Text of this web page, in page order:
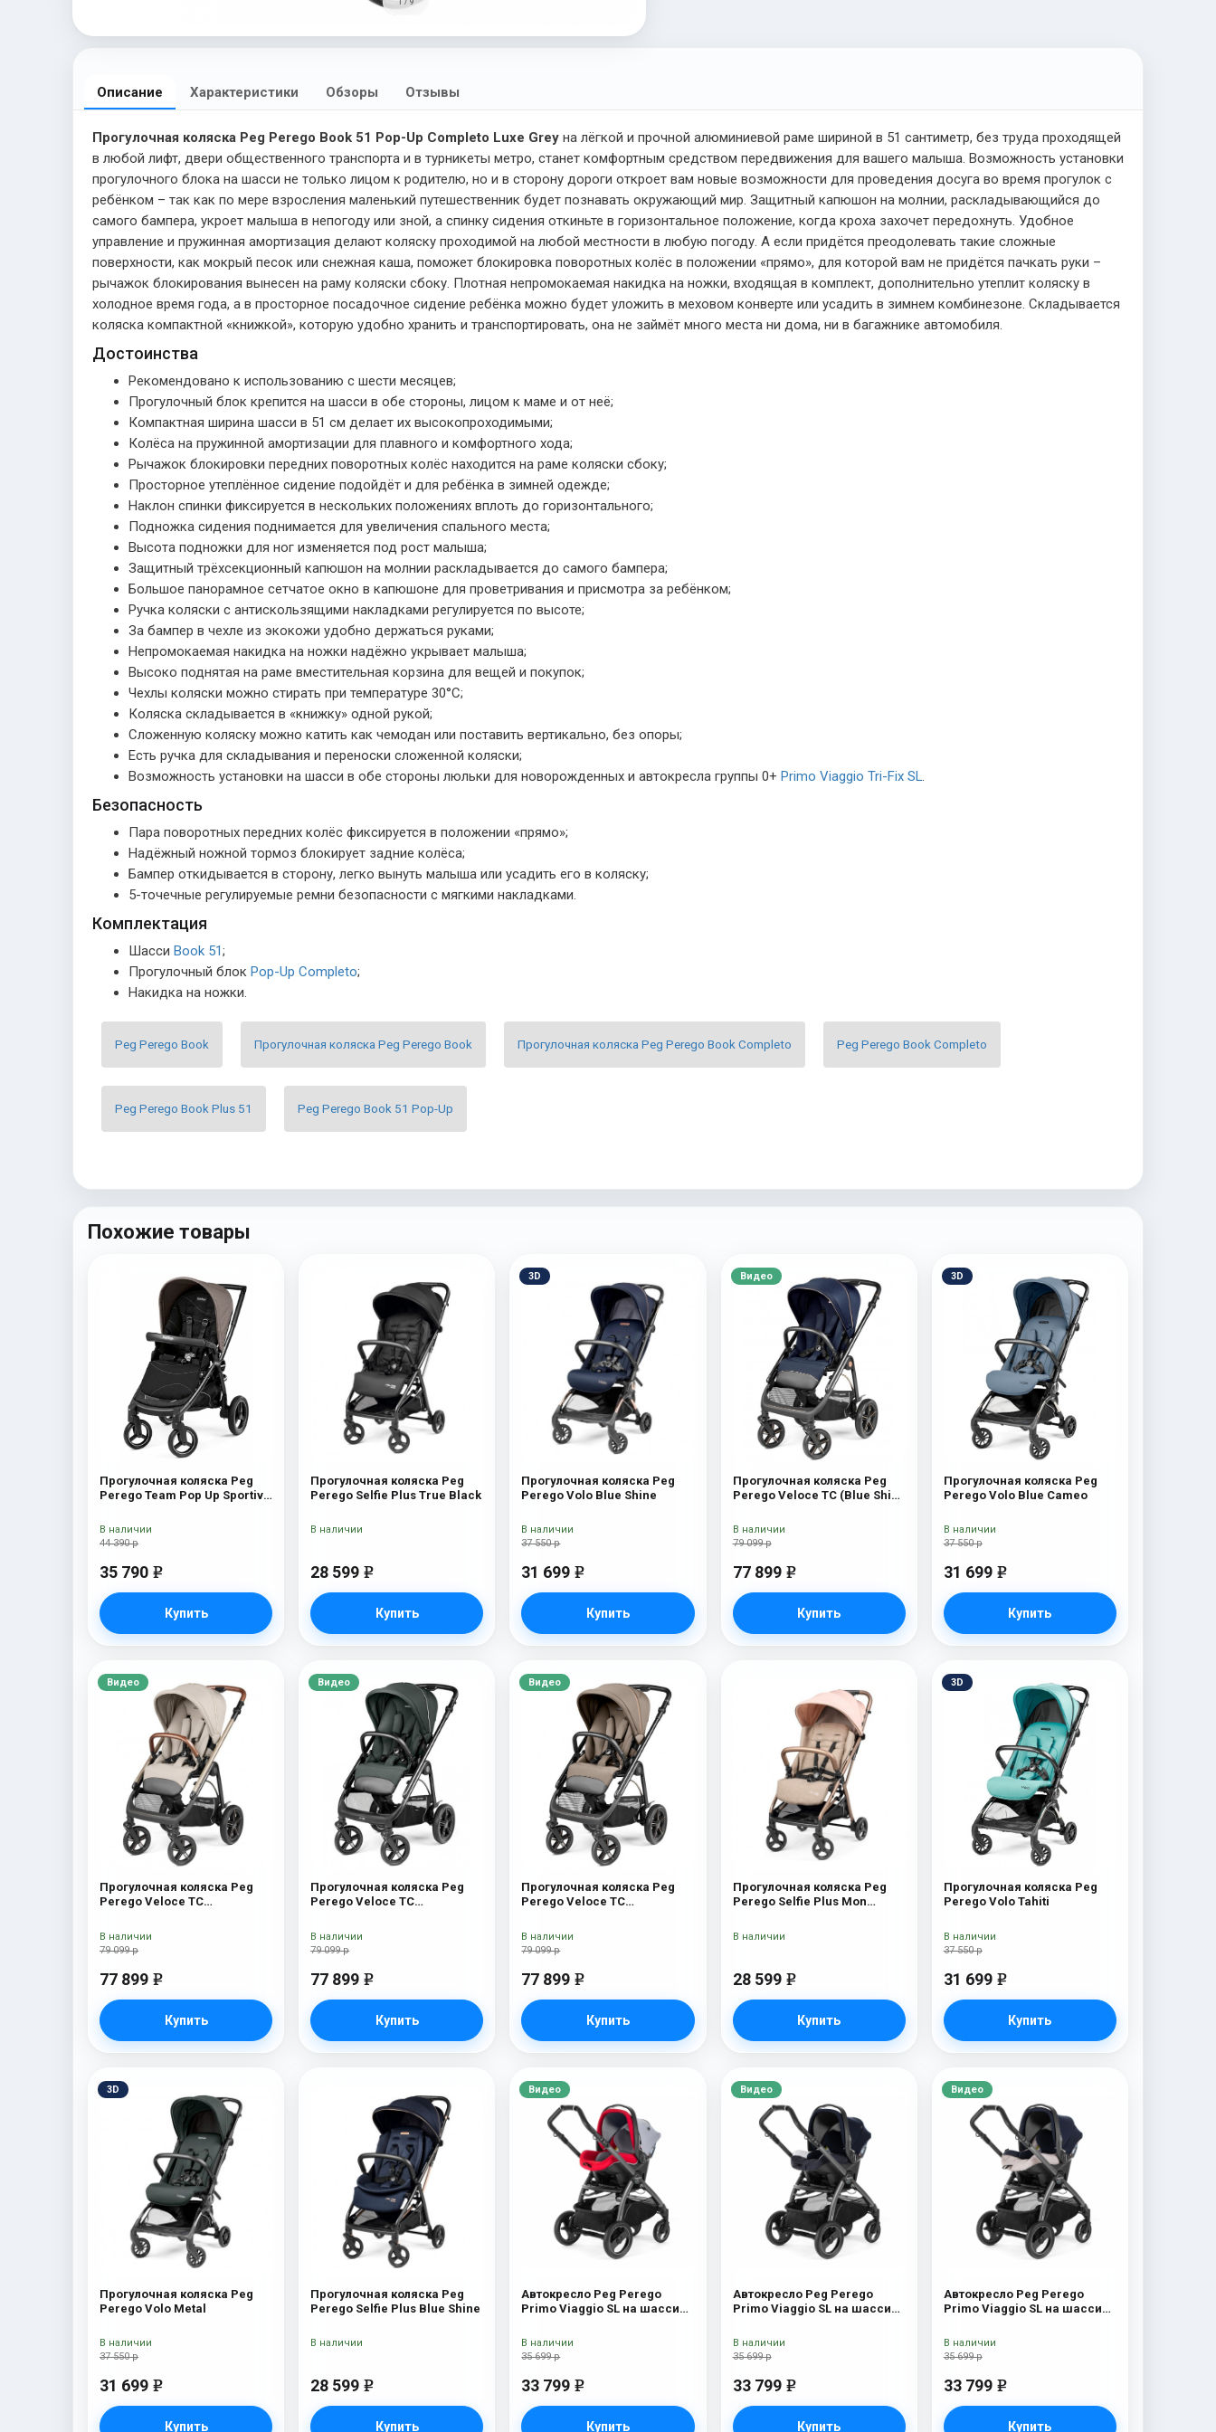
Описание Характеристики Обзоры Отзывы
Прогулочная коляска Peg Perego Book 51 Pop-Up Completo Luxe Grey на лёгкой и прочной алюминиевой раме шириной в 51 сантиметр, без труда проходящей
в любой лифт, двери общественного транспорта и в турникеты метро, станет комфортным средством передвижения для вашего малыша. Возможность установки
прогулочного блока на шасси не только лицом к родителю, но и в сторону дороги откроет вам новые возможности для проведения досуга во время прогулок с
ребёнком – так как по мере взросления маленький путешественник будет познавать окружающий мир. Защитный капюшон на молнии, раскладывающийся до
самого бампера, укроет малыша в непогоду или зной, а спинку сидения откиньте в горизонтальное положение, когда кроха захочет передохнуть. Удобное
управление и пружинная амортизация делают коляску проходимой на любой местности в любую погоду. А если придётся преодолевать такие сложные
поверхности, как мокрый песок или снежная каша, поможет блокировка поворотных колёс в положении «прямо», для которой вам не придётся пачкать руки –
рычажок блокирования вынесен на раму коляски сбоку. Плотная непромокаемая накидка на ножки, входящая в комплект, дополнительно утеплит коляску в
холодное время года, а в просторное посадочное сидение ребёнка можно будет уложить в меховом конверте или усадить в зимнем комбинезоне. Складывается
коляска компактной «книжкой», которую удобно хранить и транспортировать, она не займёт много места ни дома, ни в багажнике автомобиля.
Достоинства
Рекомендовано к использованию с шести месяцев;
Прогулочный блок крепится на шасси в обе стороны, лицом к маме и от неё;
Компактная ширина шасси в 51 см делает их высокопроходимыми;
Колёса на пружинной амортизации для плавного и комфортного хода;
Рычажок блокировки передних поворотных колёс находится на раме коляски сбоку;
Просторное утеплённое сидение подойдёт и для ребёнка в зимней одежде;
Наклон спинки фиксируется в нескольких положениях вплоть до горизонтального;
Подножка сидения поднимается для увеличения спального места;
Высота подножки для ног изменяется под рост малыша;
Защитный трёхсекционный капюшон на молнии раскладывается до самого бампера;
Большое панорамное сетчатое окно в капюшоне для проветривания и присмотра за ребёнком;
Ручка коляски с антискользящими накладками регулируется по высоте;
За бампер в чехле из экокожи удобно держаться руками;
Непромокаемая накидка на ножки надёжно укрывает малыша;
Высоко поднятая на раме вместительная корзина для вещей и покупок;
Чехлы коляски можно стирать при температуре 30°С;
Коляска складывается в «книжку» одной рукой;
Сложенную коляску можно катить как чемодан или поставить вертикально, без опоры;
Есть ручка для складывания и переноски сложенной коляски;
Возможность установки на шасси в обе стороны люльки для новорожденных и автокресла группы 0+ Primo Viaggio Tri-Fix SL.
Безопасность
Пара поворотных передних колёс фиксируется в положении «прямо»;
Надёжный ножной тормоз блокирует задние колёса;
Бампер откидывается в сторону, легко вынуть малыша или усадить его в коляску;
5-точечные регулируемые ремни безопасности с мягкими накладками.
Комплектация
Шасси Book 51;
Прогулочный блок Pop-Up Completo;
Накидка на ножки.
Peg Perego Book Прогулочная коляска Peg Perego Book Прогулочная коляска Peg Perego Book Completo Peg Perego Book Completo
Peg Perego Book Plus 51 Peg Perego Book 51 Pop-Up
Похожие товары
Прогулочная коляска Peg
Perego Team Pop Up Sportivo
44 390 р
35 790 e
Купить
В наличии
Прогулочная коляска Peg
Perego Selfie Plus True Black
28 599 e
Купить
В наличии
3D
Прогулочная коляска Peg
Perego Volo Blue Shine
37 550 р
31 699 e
Купить
В наличии
Видео
Прогулочная коляска Peg
Perego Veloce TC (Blue Shine
79 099 р
77 899 e
Купить
В наличии
3D
Прогулочная коляска Peg
Perego Volo Blue Cameo
37 550 р
31 699 e
Купить
В наличии
Видео
Прогулочная коляска Peg
Perego Veloce TC
Perego Veloce TC (Astral
New)
79 099 р
77 899 e
Купить
В наличии
Видео
Прогулочная коляска Peg
Perego Veloce TC
Perego Veloce TC (Metal
New)
79 099 р
77 899 e
Купить
В наличии
Видео
Прогулочная коляска Peg
Perego Veloce TC
Perego Veloce TC (Pine Bark)
79 099 р
77 899 e
Купить
В наличии
Прогулочная коляска Peg
Perego Selfie Plus Mon
28 599 e
Купить
В наличии
3D
Прогулочная коляска Peg
Perego Volo Tahiti
37 550 р
31 699 e
Купить
В наличии
3D
Прогулочная коляска Peg
Perego Volo Metal
37 550 р
31 699 e
Купить
В наличии
Прогулочная коляска Peg
Perego Selfie Plus Blue Shine
28 599 e
Купить
В наличии
Видео
Автокресло Peg Perego
Primo Viaggio SL на шасси
White/Black) Tulip
35 699 р
33 799 e
Купить
В наличии
Видео
Автокресло Peg Perego
Primo Viaggio SL на шасси
White/Black) Riviera
35 699 р
33 799 e
Купить
В наличии
Видео
Автокресло Peg Perego
Primo Viaggio SL на шасси
White/Black) Luxe Beige
35 699 р
33 799 e
Купить
В наличии